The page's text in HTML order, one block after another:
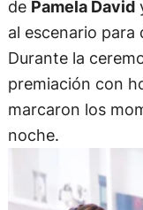
de Pamela David
al escenario para
Durante la
premiación con
marcaron los
noche.